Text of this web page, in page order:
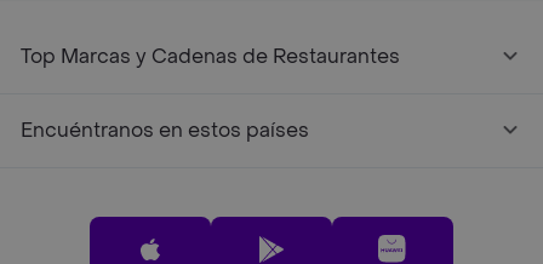
Top Marcas y Cadenas de Restaurantes
Encuéntranos en estos países